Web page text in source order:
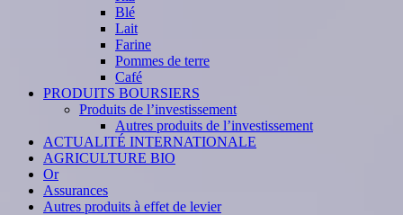
Blé
Lait
Farine
Pommes de terre
Café
PRODUITS BOURSIERS
Produits de l’investissement
Autres produits de l’investissement
ACTUALITÉ INTERNATIONALE
AGRICULTURE BIO
Or
Assurances
Autres produits à effet de levier